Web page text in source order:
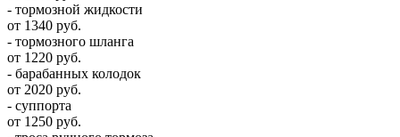
- тормозной жидкости
от 1340 руб.
- тормозного шланга
от 1220 руб.
- барабанных колодок
от 2020 руб.
- суппорта
от 1250 руб.